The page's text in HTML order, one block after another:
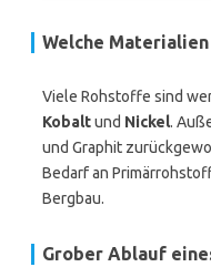
Welche
Viele Rohstoffe sind
Kobaltund Nickel.
und Graphit
Bedarf an
Bergbau.
Grober Ablauf